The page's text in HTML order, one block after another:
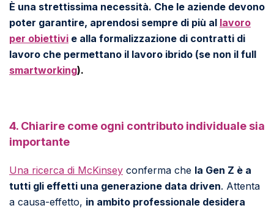
È una strettissima necessità. Che le aziende devono
poter garantire, aprendosi sempre di più al lavoro
per obiettivi e alla formalizzazione di contratti di
lavoro che permettano il lavoro ibrido (se non il full
smartworking).
4. Chiarire come ogni contributo individuale sia
importante
Una ricerca di McKinsey conferma che la Gen Z è a
tutti gli effetti una generazione data driven. Attenta
a causa-effetto, in ambito professionale desidera